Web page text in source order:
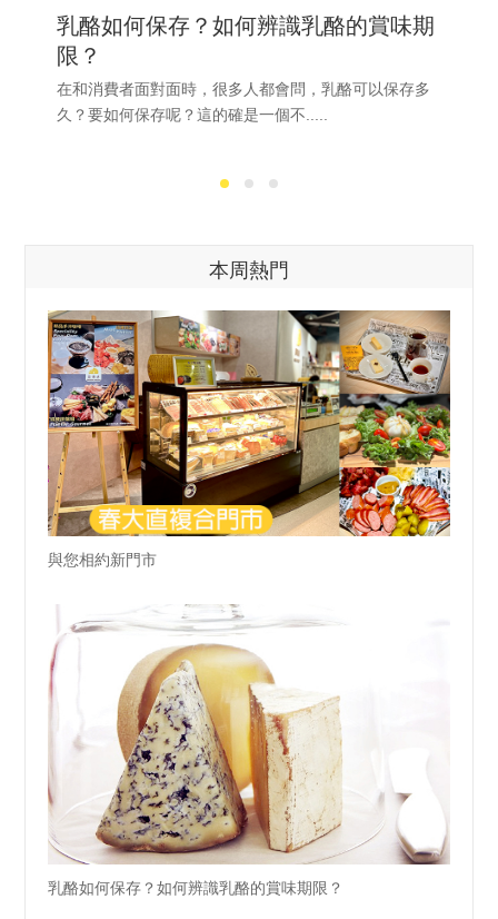
乳酪如何保存？如何辨識乳酪的賞味期
限？
在和消費者面對面時，很多人都會問，乳酪可以保存多
久？要如何保存呢？這的確是一個不.....
本周熱門
與您相約新門市
乳酪如何保存？如何辨識乳酪的賞味期限？